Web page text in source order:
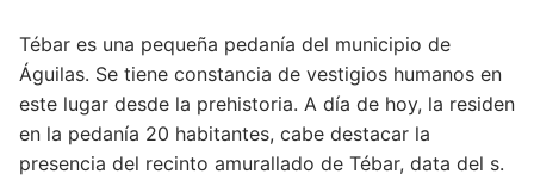
Tébar es una pequeña pedanía del municipio de
Águilas. Se tiene constancia de vestigios humanos en
este lugar desde la prehistoria. A día de hoy, la residen
en la pedanía 20 habitantes, cabe destacar la
presencia del recinto amurallado de Tébar, data del s.